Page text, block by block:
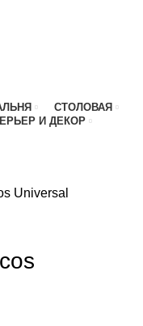
СТОЛОВАЯ
И ДЕКОР
Universal